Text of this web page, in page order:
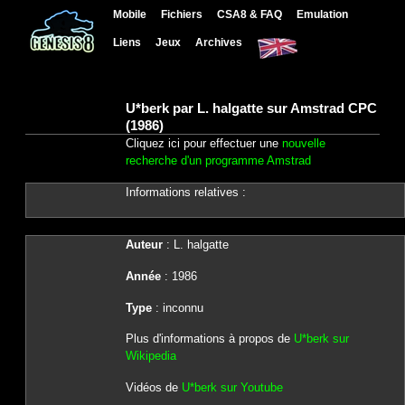
Mobile Fichiers CSA8 & FAQ Emulation
Liens Jeux Archives
U*berk par L. halgatte sur Amstrad CPC
(1986)
Cliquez ici pour effectuer une nouvelle
recherche d'un programme Amstrad
Informations relatives :
Auteur: L. halgatte
Année: 1986
Type: inconnu
Plus d'informations à propos de U*berk sur
Wikipedia
Vidéos de U*berk sur Youtube